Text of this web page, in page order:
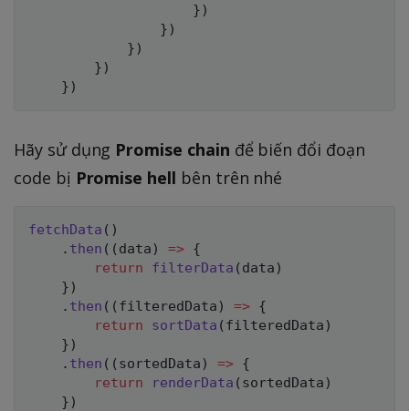
} )
} )
} )
} )
} )
Hãy sử dụng Promise chain để biến đổi đoạn
code bị Promise hell bên trên nhé
fetchData ( )
. then ( ( data ) => {
return
filterData ( data )
} )
. then ( ( filteredData ) => {
return
sortData ( filteredData )
} )
. then ( ( sortedData ) => {
return
renderData ( sortedData )
} )